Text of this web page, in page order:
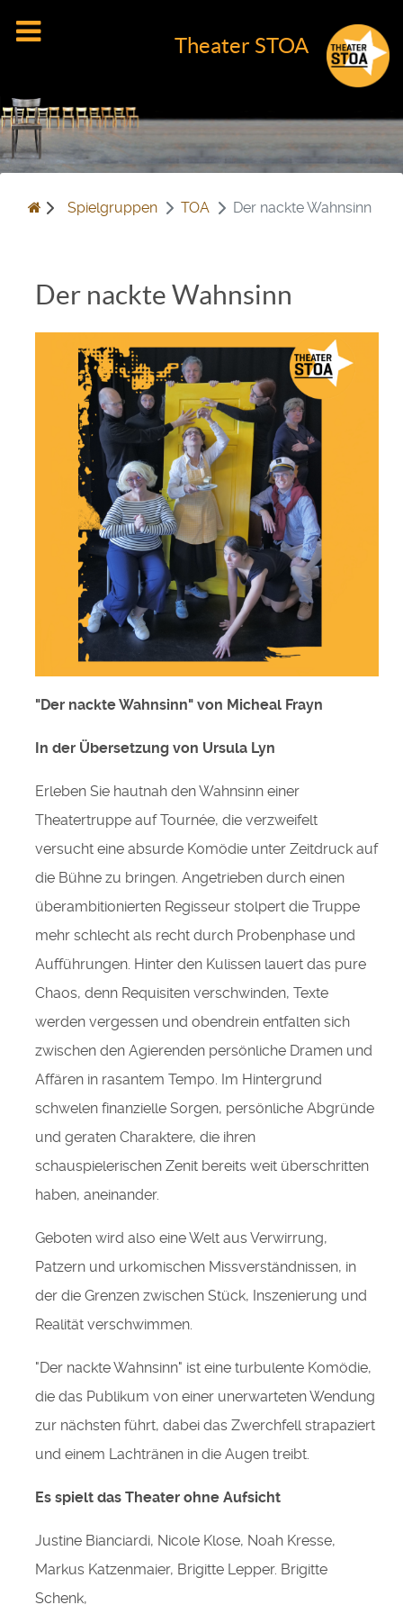
Theater STOA
Spielgruppen TOA Der nackte Wahnsinn
Der nackte Wahnsinn
"Der nackte Wahnsinn" von Micheal Frayn
In der Übersetzung von Ursula Lyn
Erleben Sie hautnah den Wahnsinn einer
Theatertruppe auf Tournée, die verzweifelt
versucht eine absurde Komödie unter Zeitdruck auf
die Bühne zu bringen. Angetrieben durch einen
überambitionierten Regisseur stolpert die Truppe
mehr schlecht als recht durch Probenphase und
Aufführungen. Hinter den Kulissen lauert das pure
Chaos, denn Requisiten verschwinden, Texte
werden vergessen und obendrein entfalten sich
zwischen den Agierenden persönliche Dramen und
Affären in rasantem Tempo. Im Hintergrund
schwelen finanzielle Sorgen, persönliche Abgründe
und geraten Charaktere, die ihren
schauspielerischen Zenit bereits weit überschritten
haben, aneinander.
Geboten wird also eine Welt aus Verwirrung,
Patzern und urkomischen Missverständnissen, in
der die Grenzen zwischen Stück, Inszenierung und
Realität verschwimmen.
"Der nackte Wahnsinn" ist eine turbulente Komödie,
die das Publikum von einer unerwarteten Wendung
zur nächsten führt, dabei das Zwerchfell strapaziert
und einem Lachtränen in die Augen treibt.
Es spielt das Theater ohne Aufsicht
Justine Bianciardi, Nicole Klose, Noah Kresse,
Markus Katzenmaier, Brigitte Lepper. Brigitte
Schenk,